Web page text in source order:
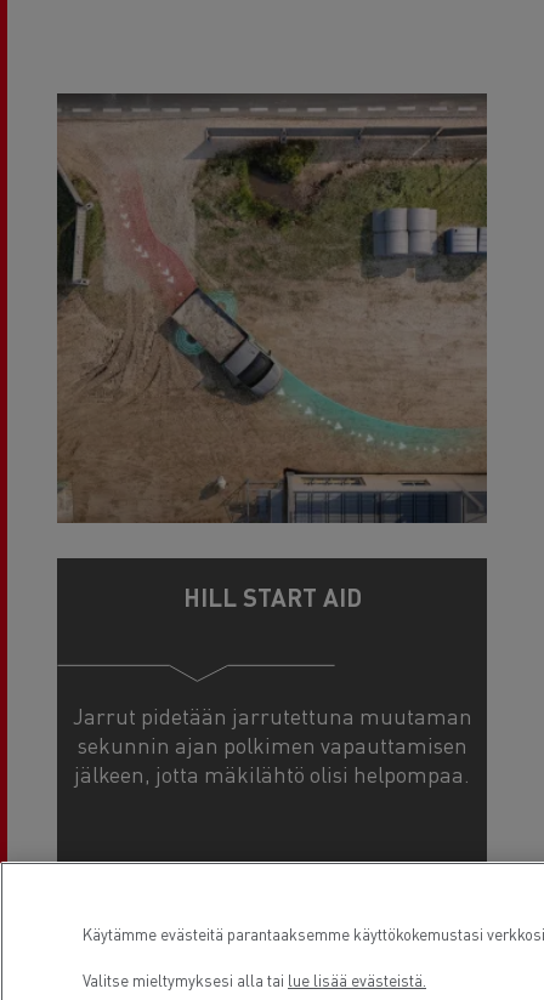
HILL START AID
Jarrut pidetään jarrutettuna muutaman
sekunnin ajan polkimen vapauttamisen
jälkeen, jotta mäkilähtö olisi helpompaa.
Käytämme evästeitä parantaaksemme käyttökokemustasi
Valitse mieltymyksesi alla tai lue lisää evästeistä.